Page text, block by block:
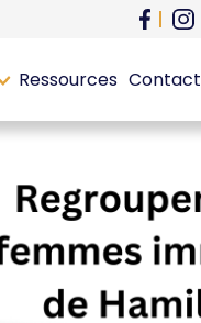
Ressources Contact